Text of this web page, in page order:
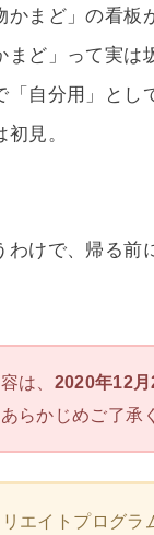
かまど」の看板
まど」って実
自分用」とし
見。
けで、帰る前
は、 2020年12
らかじめご了承
エイトプログラ